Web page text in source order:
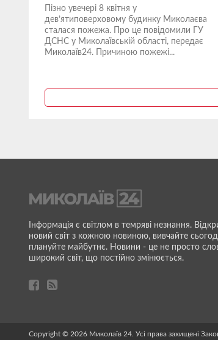
Пізно увечері 8 квітня у
дев’ятиповерховому будинку Миколаєва
сталася пожежа. Про це повідомили ГУ
ДСНС у Миколаївській області, передає
Миколаїв24. Причиною пожежі...
Інформація є світлом в темряві незнання.
новий світ з кожною новиною, вивчайте
плануйте майбутнє. Новини - це не просто
широкий світ, що постійно змінюється.
Copyright © 2026 Миколаїв 24. Усі права захищені